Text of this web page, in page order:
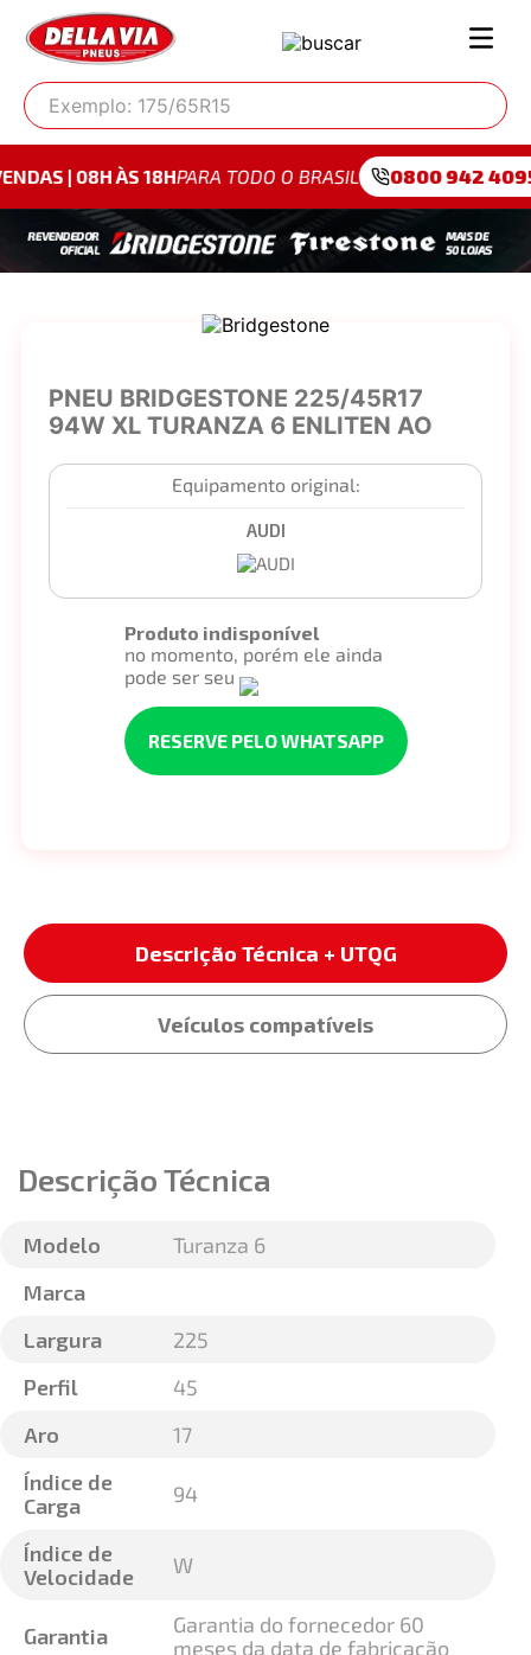
Exemplo: 175/65R15
ÀS 18H PARA TODO O BRASIL 0800 942 4095 PARA
PNEU BRIDGESTONE 225/45R17
94W XL TURANZA 6 ENLITEN AO
Equipamento original:
AUDI
Produto indisponível
no momento, porém ele ainda
pode ser seu
RESERVE PELO WHATSAPP
Descrição Técnica + UTQG
Veículos compatíveis
Descrição Técnica
Modelo
Turanza 6
Marca
Largura
225
Perfil
45
Aro
17
Índice de
Carga
94
Índice de
Velocidade
W
Garantia
Garantia do fornecedor 60
meses da data de fabricação